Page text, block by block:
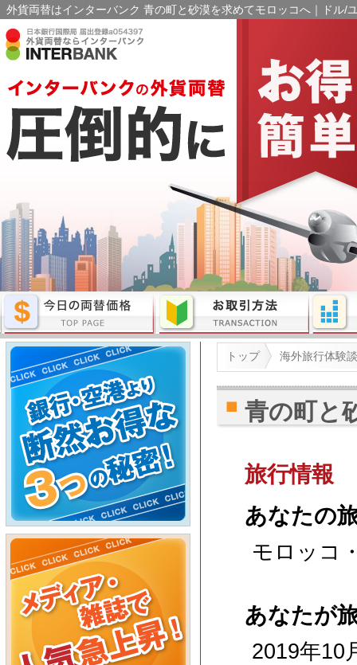
外貨両替はインターバンク 青の町と砂漠を求めてモロッコへ｜ドル/
トップ 海外旅行体験談
青の町と
旅行情報
あなたの
モロッコ
あなたが
2019年10